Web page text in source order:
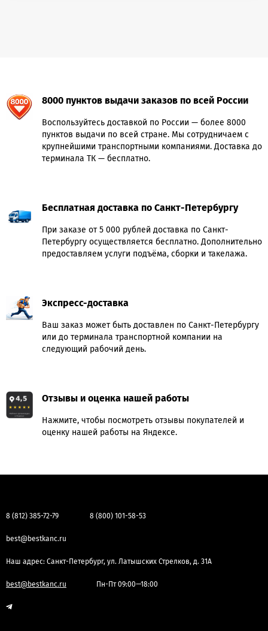
8000 пунктов выдачи заказов по всей России
Воспользуйтесь доставкой по России — более 8000
пунктов выдачи по всей стране. Мы сотрудничаем с
крупнейшими транспортными компаниями. Доставка до
терминала ТК — бесплатно.
Бесплатная доставка по Санкт-Петербургу
При заказе от 5 000 рублей доставка по Санкт-
Петербургу осуществляется бесплатно. Дополнительно
предоставляем услуги подъёма, сборки и такелажа.
Экспресс-доставка
Ваш заказ может быть доставлен по Санкт-Петербургу
или до терминала транспортной компании на
следующий рабочий день.
Отзывы и оценка нашей работы
Нажмите, чтобы посмотреть отзывы покупателей и
оценку нашей работы на Яндексе.
8 (812) 385-72-79 8 (800) 101-58-53
best@bestkanc.ru
Наш адрес: Санкт-Петербург, ул. Латышских Стрелков, д. 31А
best@bestkanc.ru Пн-Пт 09:00—18:00